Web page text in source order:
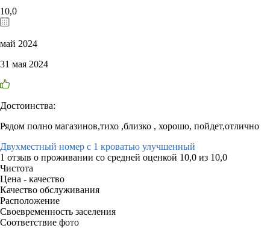
10,0
май 2024
31 мая 2024
Достоинства:
Рядом полно магазинов,тихо ,близко , хорошо, пойдет,отлично
Двухместный номер с 1 кроватью улучшенный
1 отзыв о проживании со средней оценкой 10,0 из 10,0
Чистота
Цена - качество
Качество обслуживания
Расположение
Своевременность заселения
Соответствие фото